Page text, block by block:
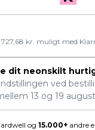
kr. muligt med
dit neonskilt
ved
13 og 19 august
og 15.000+ andre